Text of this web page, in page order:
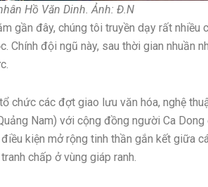
Hồ Văn Dinh. Ảnh: Đ.N
gần đây, chúng tôi truyền dạy rất nhiều
Chính đội ngũ này, sau thời gian nhuần
chức các đợt giao lưu văn hóa, nghệ
Nam) với cộng đồng người Ca Dong
kiện mở rộng tinh thần gắn kết giữa
chấp ở vùng giáp ranh.